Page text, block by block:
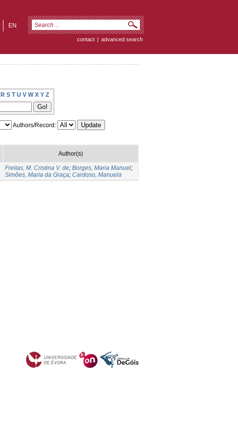
EN
contact | advanced search
R S T U V W X Y Z
Authors/Record:
Author(s)
Freitas, M. Cristina V. de; Borges, Maria Manuel;
Simões, Maria da Graça; Cardoso, Manuela